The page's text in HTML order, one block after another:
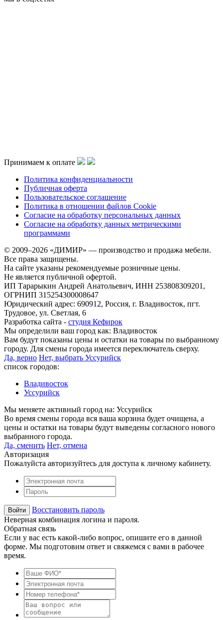
Принимаем к оплате
Политика конфиденциальности
Публичная оферта
Пользовательское соглашение
Политика в отношении файлов Cookie
Согласие на обработку персональных данных
Согласие на обработку данных метрическими
программами
© 2009–2026 «ДИМИР» — производство и продажа мебели.
Все права защищены.
На сайте указаны рекомендуемые розничные цены.
Не является публичной офертой.
ИП Тарарыкин Андрей Анатольевич, ИНН 253808309201,
ОГРНИП 315254300008647
Юридический адрес: 690912, Россия, г. Владивосток, пгт.
Трудовое, ул. Светлая, 6
Разработка сайта - студия Кефирок
Мы определили ваш город как: Владивосток
Вам будут показаны цены и остатки на товары по выбранному
городу. Для смены города имеется переключатель сверху.
Да, верно Нет, выбрать Уссурийск
список городов:
Владивосток
Уссурийск
Мы меняете активный город на: Уссурийск
Во время смены города вся ваша корзина будет очищена, а
цены и остатки на товары будут выведены согласного нового
выбранного города.
Да, сменить Нет, отмена
Авторизация
Пожалуйста авторизуйтесь для доступа к личному кабинету.
Восстановить пароль
Неверная комбинация логина и пароля.
Обратная связь
Если у вас есть какой-либо вопрос, опишите его в данной
форме. Мы подготовим ответ и свяжемся с вами в рабочее
время.